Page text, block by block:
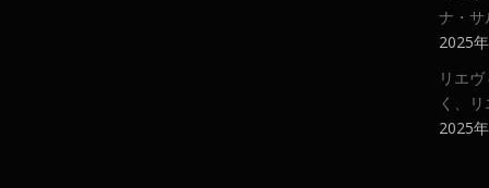
ナ・サ
2025
リエ
く、
2025